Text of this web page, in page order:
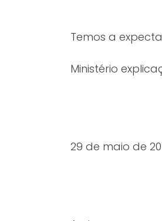
Temos a
Ministério
29 de maio de